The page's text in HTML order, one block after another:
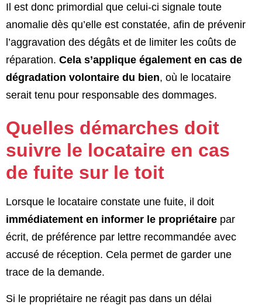
Il est donc primordial que celui-ci signale toute
anomalie dès qu’elle est constatée, afin de prévenir
l’aggravation des dégâts et de limiter les coûts de
réparation. Cela s’applique également en cas de
dégradation volontaire du bien, où le locataire
serait tenu pour responsable des dommages.
Quelles démarches doit
suivre le locataire en cas
de fuite sur le toit
Lorsque le locataire constate une fuite, il doit
immédiatement en informer le propriétaire par
écrit, de préférence par lettre recommandée avec
accusé de réception. Cela permet de garder une
trace de la demande.
Si le propriétaire ne réagit pas dans un délai